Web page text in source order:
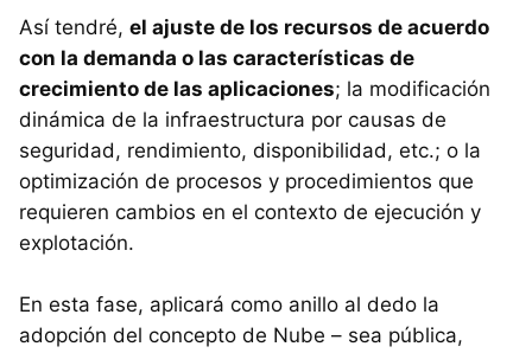
Así tendré, el ajuste de los recursos de acuerdo
con la demanda o las características de
crecimiento de las aplicaciones; la modificación
dinámica de la infraestructura por causas de
seguridad, rendimiento, disponibilidad, etc.; o la
optimización de procesos y procedimientos que
requieren cambios en el contexto de ejecución y
explotación.
En esta fase, aplicará como anillo al dedo la
adopción del concepto de Nube – sea pública,